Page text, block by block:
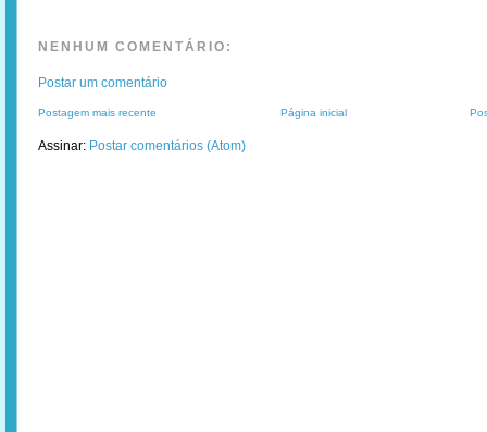
NENHUM COMENTÁRIO:
Postar um comentário
Postagem mais recente Página inicial
Assinar: Postar comentários (Atom)